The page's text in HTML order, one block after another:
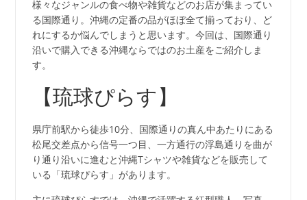
様々なジャンルの食べ物や雑貨などのお店が集まってい
る国際通り。沖縄の定番の品がほぼ全て揃っており、ど
れにするか悩んでしまうと思います。今回は、国際通り
沿いで購入できる沖縄ならではのお土産をご紹介しま
す。
【琉球ぴらす】
県庁前駅から徒歩10分、国際通りの真ん中あたりにある
松尾交差点から信号一つ目、一方通行の浮島通りを曲が
り通り沿いに進むと沖縄Tシャツや雑貨などを販売して
いる「琉球ぴらす」があります。